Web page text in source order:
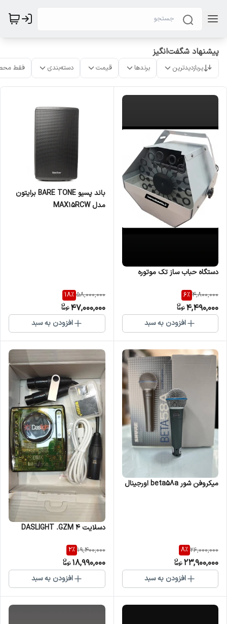
پیشنهاد شگفت‌انگیز
پربازدیدترین برندها قیمت دسته‌بندی فقط
دستگاه حباب ساز تک موتوره
4,800,000
6%
4,490,000
افزودن به سبد
باند پسیو BARE TONE برایتون
مدل MAX15RCW
58,000,000
18%
47,000,000
افزودن به سبد
میکروفن شور beta58a اورجینال
26,000,000
8%
23,900,000
افزودن به سبد
دسلایت ۴ DASLIGHT .GZM
19,400,000
2%
18,990,000
افزودن به سبد